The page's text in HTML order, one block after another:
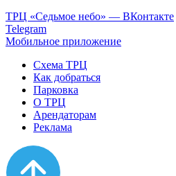
ТРЦ «Седьмое небо» — ВКонтакте
Telegram
Мобильное приложение
Схема ТРЦ
Как добраться
Парковка
О ТРЦ
Арендаторам
Реклама